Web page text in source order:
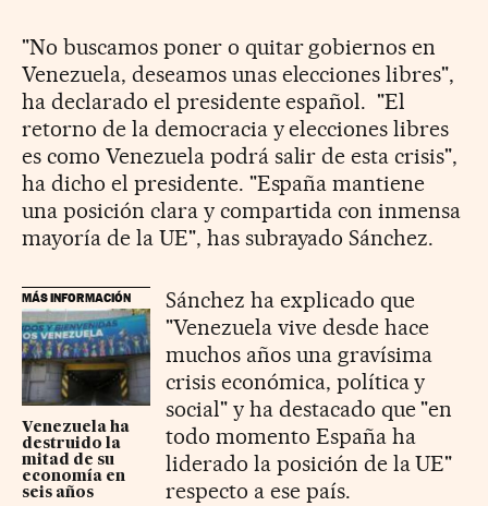
"No buscamos poner o quitar gobiernos en
Venezuela, deseamos unas elecciones libres",
ha declarado el presidente español. "El
retorno de la democracia y elecciones libres
es como Venezuela podrá salir de esta crisis",
ha dicho el presidente. "España mantiene
una posición clara y compartida con inmensa
mayoría de la UE", has subrayado Sánchez.
MÁS INFORMACIÓN
Venezuela ha
destruido la
mitad de su
economía en
seis años
Sánchez ha explicado que
"Venezuela vive desde hace
muchos años una gravísima
crisis económica, política y
social" y ha destacado que "en
todo momento España ha
liderado la posición de la UE"
respecto a ese país.